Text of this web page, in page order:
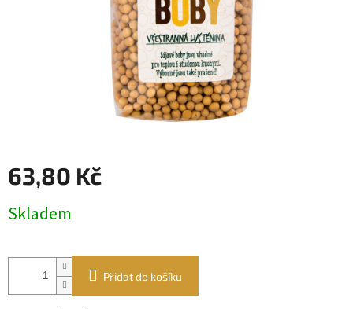
63,80 Kč
cena:
Skladem
Přidat do košíku